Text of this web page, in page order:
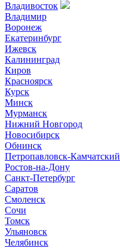
Владивосток
Владимир
Воронеж
Екатеринбург
Ижевск
Калининград
Киров
Красноярск
Курск
Минск
Мурманск
Нижний Новгород
Новосибирск
Обнинск
Петропавловск-Камчатский
Ростов-на-Дону
Санкт-Петербург
Саратов
Смоленск
Сочи
Томск
Ульяновск
Челябинск